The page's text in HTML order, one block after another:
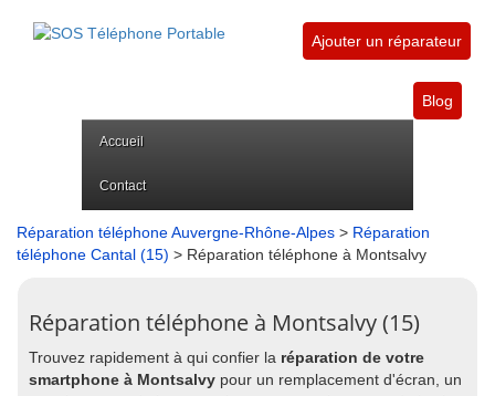
Ajouter un réparateur
Blog
Accueil
Contact
Réparation téléphone Auvergne-Rhône-Alpes > Réparation
téléphone Cantal (15) > Réparation téléphone à Montsalvy
Réparation téléphone à Montsalvy (15)
Trouvez rapidement à qui confier la réparation de votre
smartphone à Montsalvy pour un remplacement d'écran, un